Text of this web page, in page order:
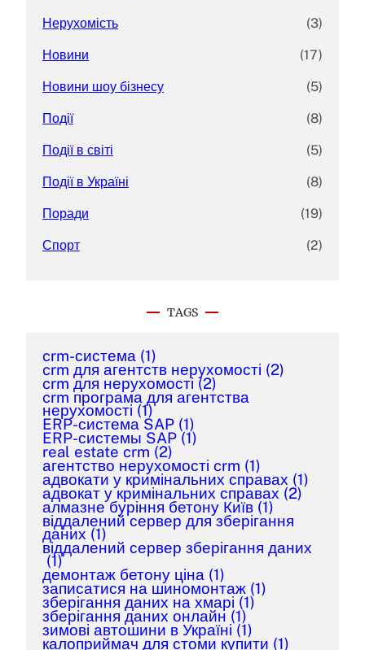
Нерухомість (3)
Новини (17)
Новини шоу бізнесу (5)
Події (8)
Події в світі (5)
Події в Україні (8)
Поради (19)
Спорт (2)
TAGS
crm-система (1)
crm для агентств нерухомості (2)
crm для нерухомості (2)
crm програма для агентства
нерухомості (1)
ERP-система SAP (1)
ERP-системы SAP (1)
real estate crm (2)
агентство нерухомості crm (1)
адвокати у кримінальних справах (1)
адвокат у кримінальних справах (2)
алмазне буріння бетону Київ (1)
віддалений сервер для зберігання
даних (1)
віддалений сервер зберігання даних
(1)
демонтаж бетону ціна (1)
записатися на шиномонтаж (1)
зберігання даних на хмарі (1)
зберігання даних онлайн (1)
зимові автошини в Україні (1)
калоприймач для стоми купити (1)